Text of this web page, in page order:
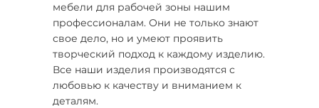
мебели для рабочей зоны нашим
профессионалам. Они не только знают
свое дело, но и умеют проявить
творческий подход к каждому изделию.
Все наши изделия производятся с
любовью к качеству и вниманием к
деталям.